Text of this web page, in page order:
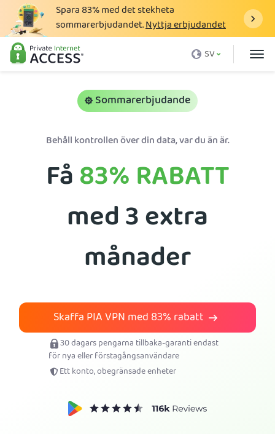
Spara83%med det stekheta
sommarerbjudandet.Nyttja erbjudandet
SV
Vad är en VPN
Ladda ner VPN
VPN-servrar
Skaffa PIA VPN
Sommarerbjudande
Behåll kontrollen över din data, var du än är.
Få83%RABATT
med 3 extra
månader
Skaffa PIA VPN med83%rabatt
30 dagars pengarna tillbaka-garanti endast
för nya eller förstagångsanvändare
Ett konto, obegränsade enheter